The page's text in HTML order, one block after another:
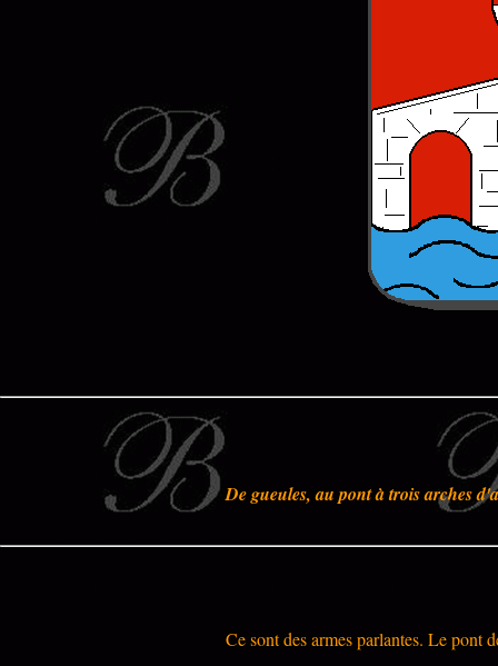
De gueules, au pont à trois arches
Ce sont des armes parlantes. Le